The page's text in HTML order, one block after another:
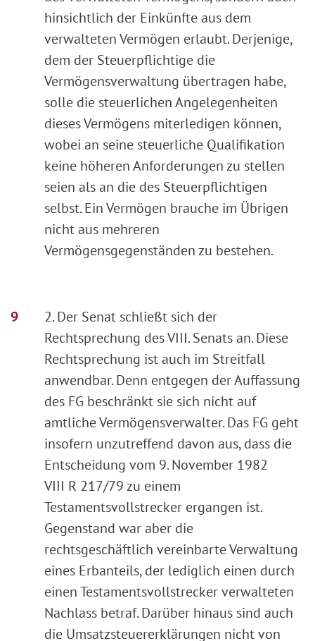
hinsichtlich der Einkünfte aus dem
verwalteten Vermögen erlaubt. Derjenige,
dem der Steuerpflichtige die
Vermögensverwaltung übertragen habe,
solle die steuerlichen Angelegenheiten
dieses Vermögens miterledigen können,
wobei an seine steuerliche Qualifikation
keine höheren Anforderungen zu stellen
seien als an die des Steuerpflichtigen
selbst. Ein Vermögen brauche im Übrigen
nicht aus mehreren
Vermögensgegenständen zu bestehen.
2. Der Senat schließt sich der
Rechtsprechung des VIII. Senats an. Diese
Rechtsprechung ist auch im Streitfall
anwendbar. Denn entgegen der Auffassung
des FG beschränkt sie sich nicht auf
amtliche Vermögensverwalter. Das FG geht
insofern unzutreffend davon aus, dass die
Entscheidung vom 9. November 1982
VIII R 217/79 zu einem
Testamentsvollstrecker ergangen ist.
Gegenstand war aber die
rechtsgeschäftlich vereinbarte Verwaltung
eines Erbanteils, der lediglich einen durch
einen Testamentsvollstrecker verwalteten
Nachlass betraf. Darüber hinaus sind auch
die Umsatzsteuererklärungen nicht von